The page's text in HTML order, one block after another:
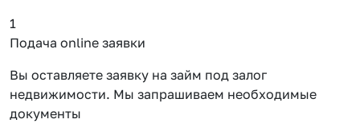
1
Подача online заявки
Вы оставляете заявку на займ под залог
недвижимости. Мы запрашиваем необходимые
документы